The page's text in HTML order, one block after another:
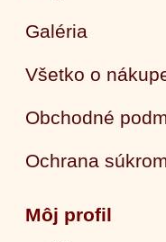
Galéria
Všetko o
Obchodné
Ochrana
Môj profil